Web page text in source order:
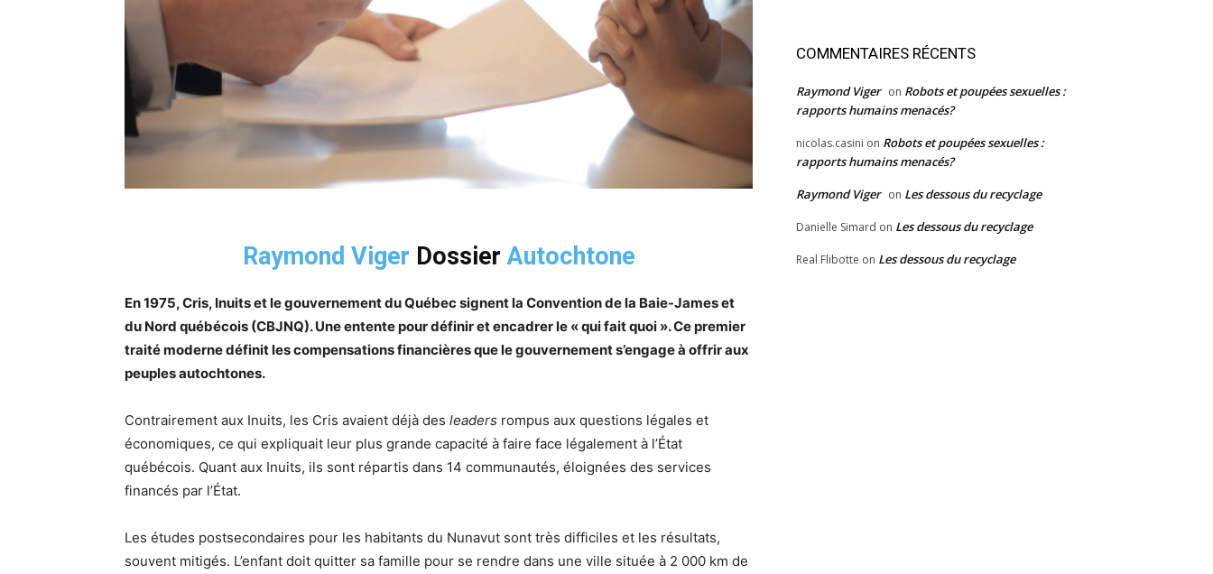
Raymond Viger DossierAutochtone
En 1975, Cris, Inuits et le gouvernement du Québec signent la Convention de la Baie-James et
du Nord québécois (CBJNQ). Une entente pour définir et encadrer le « qui fait quoi ». Ce premier
traité moderne définit les compensations financières que le gouvernement s’engage à offrir aux
peuples autochtones.
Contrairement aux Inuits, les Cris avaient déjà des leaders rompus aux questions légales et
économiques, ce qui expliquait leur plus grande capacité à faire face légalement à l’État
québécois. Quant aux Inuits, ils sont répartis dans 14 communautés, éloignées des services
financés par l’État.
Les études postsecondaires pour les habitants du Nunavut sont très difficiles et les résultats,
souvent mitigés. L’enfant doit quitter sa famille pour se rendre dans une ville située à 2 000 km de
COMMENTAIRES RÉCENTS
Raymond Viger on Robots et poupées sexuelles :
rapports humains menacés?
nicolas.casini on Robots et poupées sexuelles :
rapports humains menacés?
Raymond Viger on Les dessous du recyclage
Danielle Simard on Les dessous du recyclage
Real Flibotte on Les dessous du recyclage